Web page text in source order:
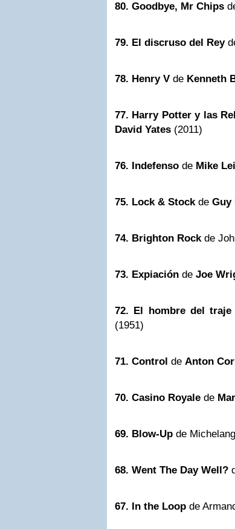
80. Goodbye, Mr Chips
79. El discruso del Rey
78. Henry V de Kenneth
77. Harry Pottery las
David Yates (2011)
76. Indefenso de Mike
75. Lock & Stockde Guy
74. Brighton Rockde
73. Expiación de Joe
72. El hombre del traje
(1951)
71. Control de Anton
70. Casino Royale de
69. Blow-Up de
68. Went The Day Well?
67. In the Loop de